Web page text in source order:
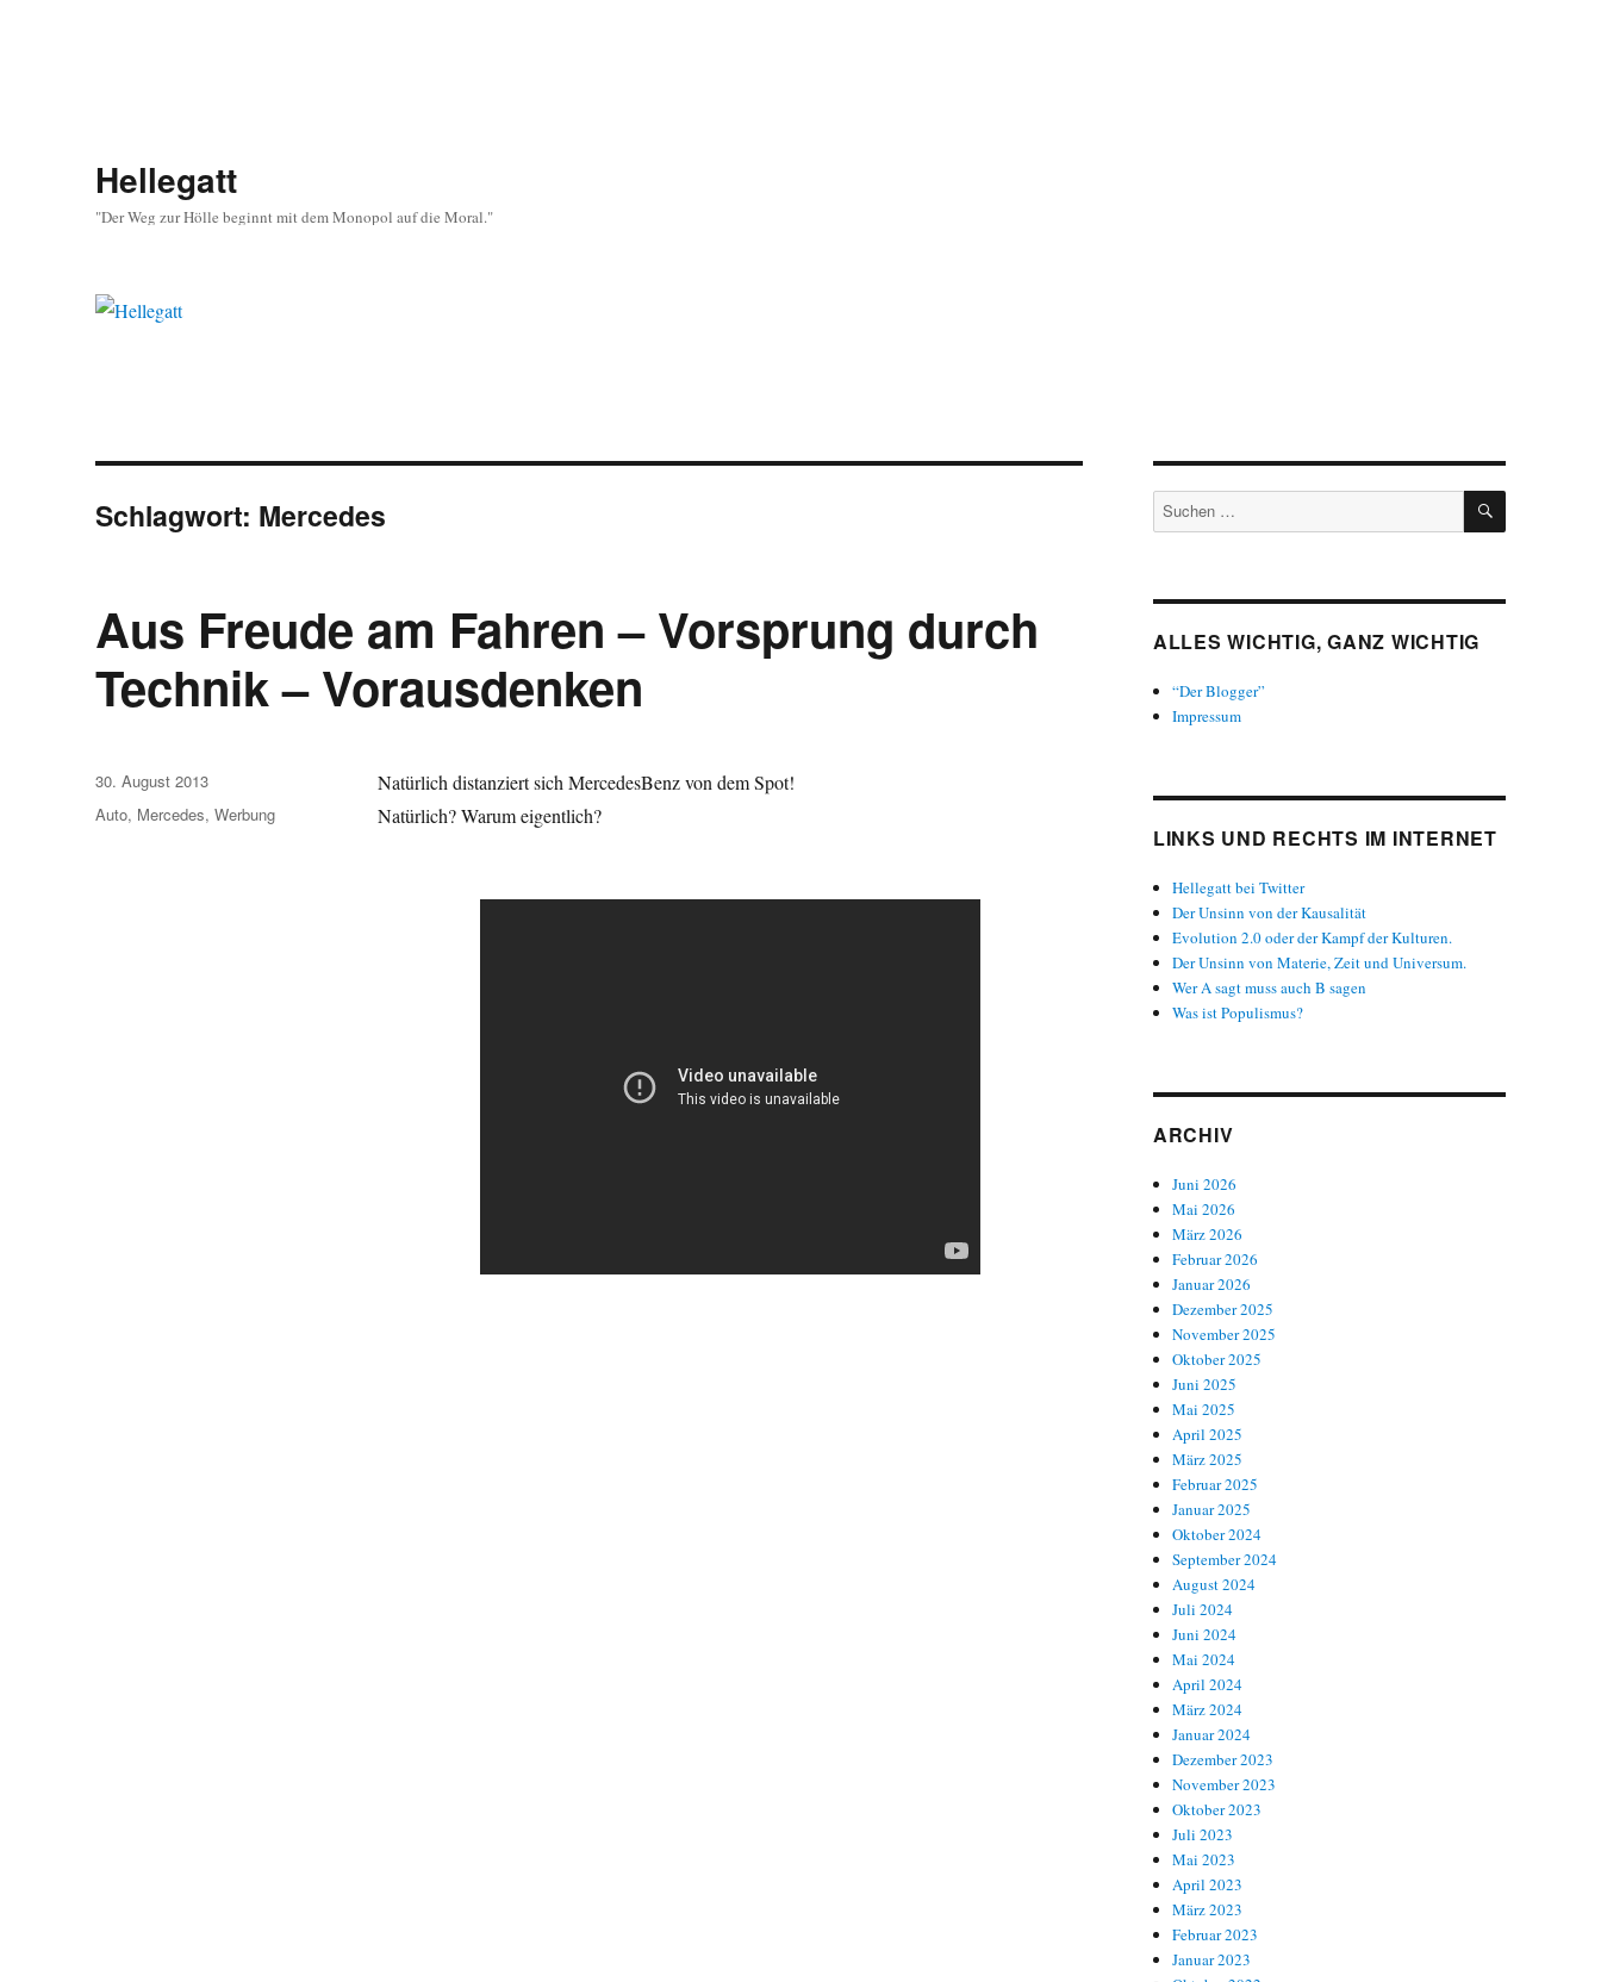
Hellegatt
"Der Weg zur Hölle beginnt mit dem Monopol auf die Moral."
Schlagwort: Mercedes
Aus Freude am Fahren – Vorsprung durch
Technik – Vorausdenken
Natürlich distanziert sich MercedesBenz von dem Spot!
Natürlich? Warum eigentlich?
Veröffentlicht
am
30. August 2013
Schlagwörter
Auto, Mercedes,Werbung
Suchen
nach:
SUCHEN
ALLES WICHTIG, GANZ WICHTIG
“Der Blogger”
Impressum
LINKS UND RECHTS IM INTERNET
Hellegatt bei Twitter
Der Unsinn von der Kausalität
Evolution 2.0 oder der Kampf der Kulturen.
Der Unsinn von Materie, Zeit und Universum.
Wer A sagt muss auch B sagen
Was ist Populismus?
ARCHIV
Juni 2026
Mai 2026
März 2026
Februar 2026
Januar 2026
Dezember 2025
November 2025
Oktober 2025
Juni 2025
Mai 2025
April 2025
März 2025
Februar 2025
Januar 2025
Oktober 2024
September 2024
August 2024
Juli 2024
Juni 2024
Mai 2024
April 2024
März 2024
Januar 2024
Dezember 2023
November 2023
Oktober 2023
Juli 2023
Mai 2023
April 2023
März 2023
Februar 2023
Januar 2023